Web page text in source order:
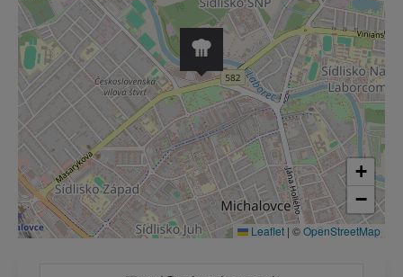
+
−
Leaflet | ©OpenStreetMap